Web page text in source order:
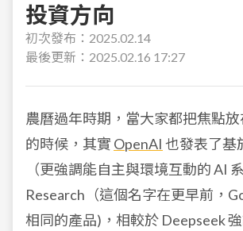
投資方向
初次發布： 2025.02.14
最後更新： 2025.02.16 17:27
農曆過年時期，當大家都把焦點放
的時候，其實 OpenAI 也發表了基
（更強調能自主與環境互動的 AI
Research（這個名字在更早前，
相同的產品)，相較於 Deepseek